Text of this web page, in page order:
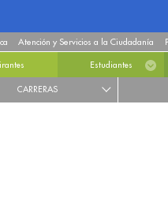
Atención y Servicios a la Ciudadanía
Estudiantes
CARRERAS